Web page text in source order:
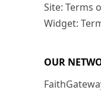
Site: Terms
Widget:
OUR